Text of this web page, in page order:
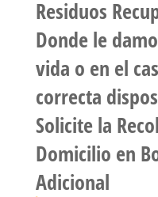
Residuos
Donde le
vida o en el
correcta
Solicite la
Domicilio en
Adicional